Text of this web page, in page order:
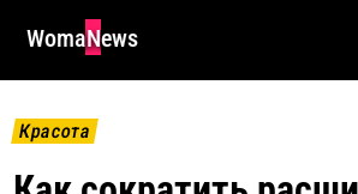
WomaNews
Красота